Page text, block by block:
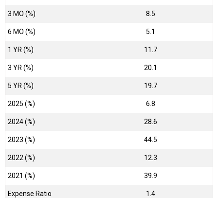
3 MO (%) 8.5
6 MO (%) 5.1
1 YR (%) 11.7
3 YR (%) 20.1
5 YR (%) 19.7
2025 (%) 6.8
2024 (%) 28.6
2023 (%) 44.5
2022 (%) 12.3
2021 (%) 39.9
Expense Ratio 1.4